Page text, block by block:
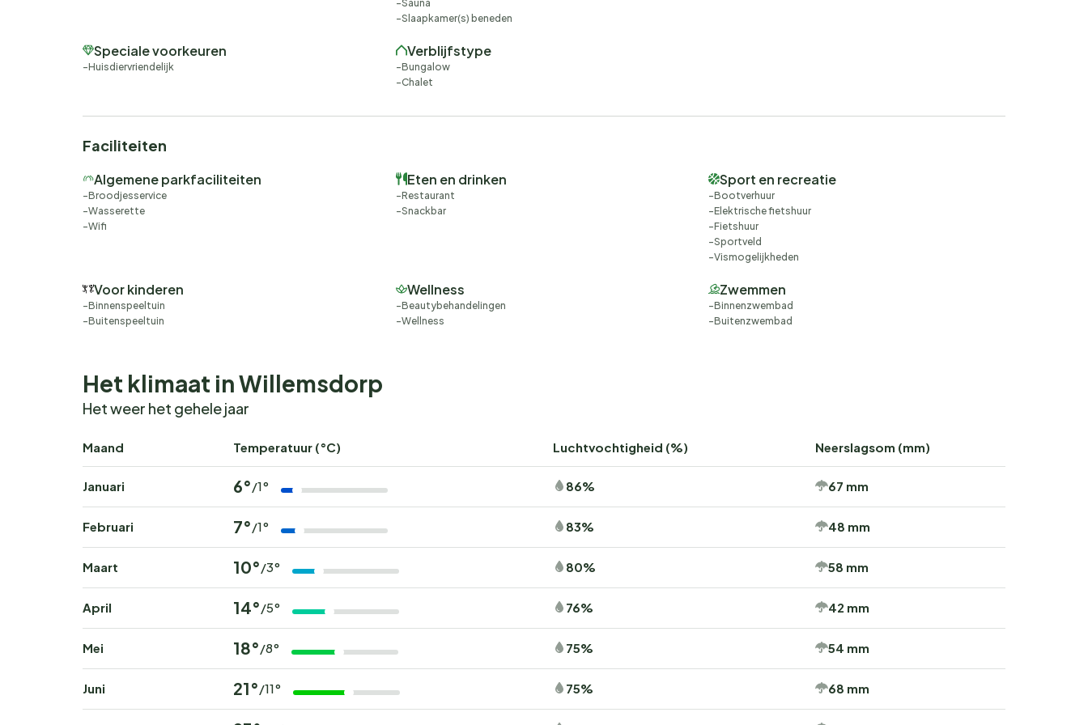
Sauna
Slaapkamer(s) beneden
Speciale voorkeuren
Huisdiervriendelijk
Verblijfstype
Bungalow
Chalet
Faciliteiten
Algemene parkfaciliteiten
Broodjesservice
Wasserette
Wifi
Eten en drinken
Restaurant
Snackbar
Sport en recreatie
Bootverhuur
Elektrische fietshuur
Fietshuur
Sportveld
Vismogelijkheden
Voor kinderen
Binnenspeeltuin
Buitenspeeltuin
Wellness
Beautybehandelingen
Wellness
Zwemmen
Binnenzwembad
Buitenzwembad
Het klimaat in Willemsdorp
Het weer het gehele jaar
Maand Temperatuur (°C) Luchtvochtigheid (%) Neerslagsom (mm)
Januari 6°/1° 86% 67 mm
Februari 7°/1° 83% 48 mm
Maart 10°/3° 80% 58 mm
April 14°/5° 76% 42 mm
Mei 18°/8° 75% 54 mm
Juni 21°/11° 75% 68 mm